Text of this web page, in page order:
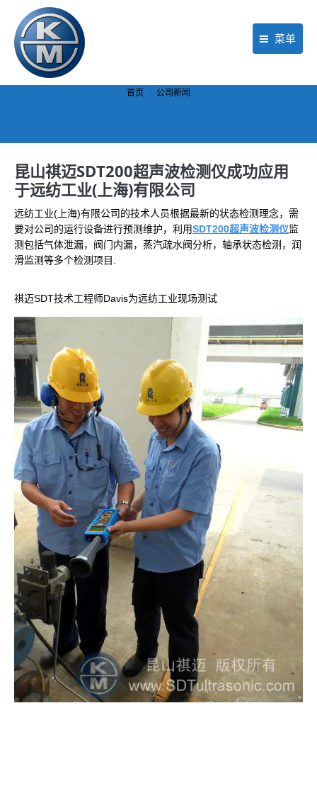
菜单
首页
行业应用
现场服务
关于KM
你在这里：
首页 公司新闻
昆山祺迈SDT200超声波检测仪成功应用
于远纺工业(上海)有限公司
远纺工业(上海)有限公司的技术人员根据最新的状态检测理念，需
要对公司的运行设备进行预测维护，利用SDT200超声波检测仪监
测包括气体泄漏，阀门内漏，蒸汽疏水阀分析，轴承状态检测，润
滑监测等多个检测项目.
祺迈SDT技术工程师Davis为远纺工业现场测试